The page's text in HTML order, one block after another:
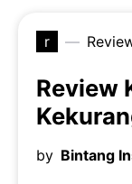
r
Review
by Bintang